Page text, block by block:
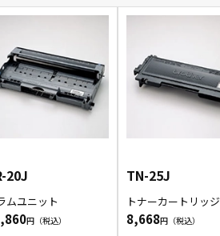
20J
ムユニット
TN-25J
トナーカートリッジ
8,668